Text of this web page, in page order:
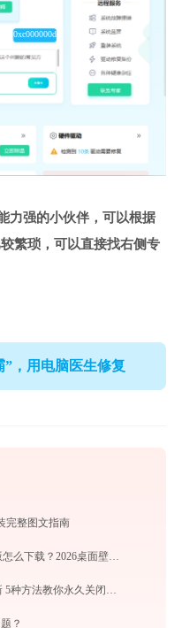
0xc000000d
力强的小伙伴，可以根据
繁琐，可以直接找右侧专
，用电脑医生修复
完整图文指南
小鸟壁纸（BirdWallpaper）电脑版怎么下载？2026桌面壁纸美化神器指南
Win10如何彻底永久关闭自动更新 5种方法教你永久关闭win10自动更新
？